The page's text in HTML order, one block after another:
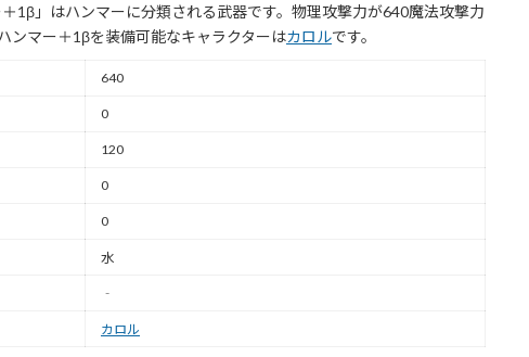
1β」はハンマーに分類される武器です。物理攻撃力が640魔法攻撃力
ンマー＋1βを装備可能なキャラクターはカロルです。
640
0
120
0
0
水
‐
カロル